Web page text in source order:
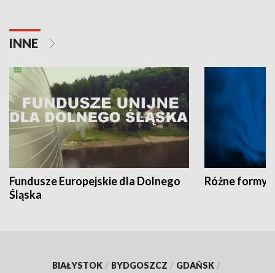
INNE
Fundusze Europejskie dla Dolnego
Śląska
Różne formy
BIAŁYSTOK / BYDGOSZCZ / GDAŃSK /